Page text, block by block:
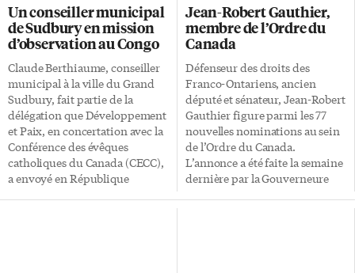
cette guerre. Mentionnant au
passage Ben Gourion qui disait
que la dernière guerre d’Israël
serait celle qu’elle perdrait,
l’éditorialiste avance que la
défaite d’Israël ouvrirait la
porte à un islamisme
conquérant, si ce n’est fasciste
et sonnerait le […]
des idées avec franchise. C’est
ce qui les distingue des autres
dont les mobiles sont intéressés.
Le frère de Beata, le recteur Alex
Kroll (Peter Hutt), les […]
Un conseiller municipal
de Sudbury en mission
d’observation au Congo
Claude Berthiaume, conseiller
municipal à la ville du Grand
Sudbury, fait partie de la
délégation que Développement
et Paix, en concertation avec la
Conférence des évêques
catholiques du Canada (CECC),
a envoyé en République
Jean-Robert Gauthier,
membre de l’Ordre du
Canada
Défenseur des droits des
Franco-Ontariens, ancien
député et sénateur, Jean-Robert
Gauthier figure parmi les 77
nouvelles nominations au sein
de l’Ordre du Canada.
L’annonce a été faite la semaine
dernière par la Gouverneure